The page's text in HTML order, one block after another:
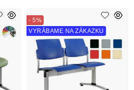
- 5%
VYRÁBAME NA ZÁKAZKU